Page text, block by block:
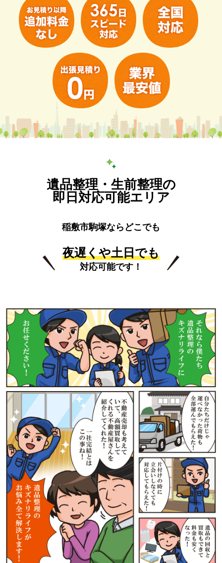
遺品整理・生前整理の
即日対応可能エリア
稲敷市駒塚ならどこでも
夜遅くや土日でも
対応可能です！